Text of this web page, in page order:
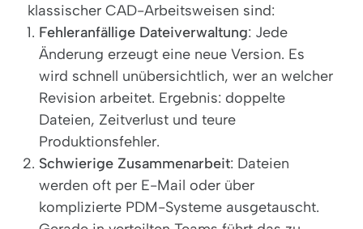
klassischer CAD-Arbeitsweisen sind:
Fehleranfällige Dateiverwaltung: Jede
Änderung erzeugt eine neue Version. Es
wird schnell unübersichtlich, wer an welcher
Revision arbeitet. Ergebnis: doppelte
Dateien, Zeitverlust und teure
Produktionsfehler.
Schwierige Zusammenarbeit: Dateien
werden oft per E-Mail oder über
komplizierte PDM-Systeme ausgetauscht.